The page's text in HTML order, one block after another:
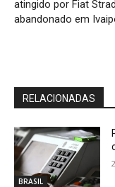
atingido por Fiat
abandonado em
RELACIONADAS
BRASIL